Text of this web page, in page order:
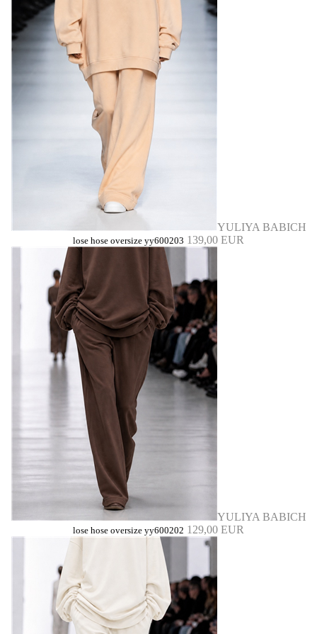
YULIYA BABICH
lose hose oversize yy600203 139,00 EUR
YULIYA BABICH
lose hose oversize yy600202 129,00 EUR